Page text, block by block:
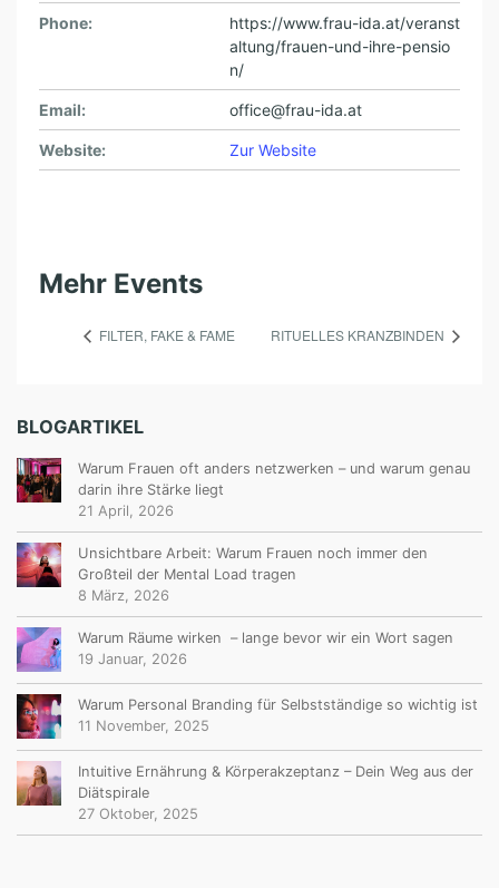
Phone:
https://www.frau-ida.at/veranst
altung/frauen-und-ihre-pensio
n/
Email: office@frau-ida.at
Website: Zur Website
Mehr Events
FILTER, FAKE & FAME RITUELLES KRANZBINDEN
BLOGARTIKEL
Warum Frauen oft anders netzwerken – und warum genau
darin ihre Stärke liegt
21 April, 2026
Unsichtbare Arbeit: Warum Frauen noch immer den
Großteil der Mental Load tragen
8 März, 2026
Warum Räume wirken – lange bevor wir ein Wort sagen
19 Januar, 2026
Warum Personal Branding für Selbstständige so wichtig ist
11 November, 2025
Intuitive Ernährung & Körperakzeptanz – Dein Weg aus der
Diätspirale
27 Oktober, 2025